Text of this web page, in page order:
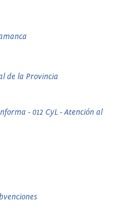
de la Provincia
- 012 CyL - Atención al